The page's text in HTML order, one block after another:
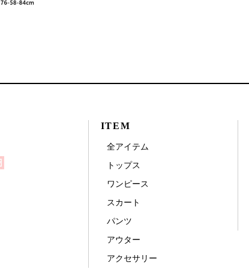
ITEM
全アイテム
トップス
ワンピース
スカート
パンツ
アウター
アクセサリー